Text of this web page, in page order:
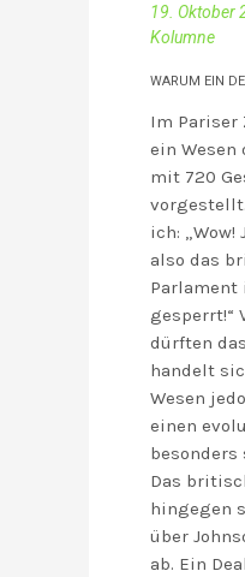
19. Oktober
Kolumne
WARUM EIN
Im Pariser
ein Wesen
mit 720
ich: „Wow!
also das
Parlament
gesperrt!“
dürften
handelt
Wesen
einen
besonders
Das
hingegen
über
ab. Ein